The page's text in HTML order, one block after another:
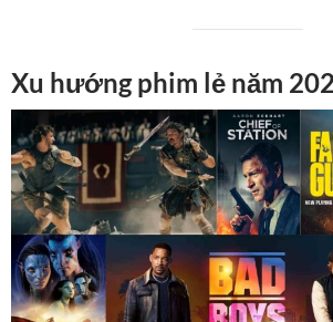
Xu hướng phim lẻ năm